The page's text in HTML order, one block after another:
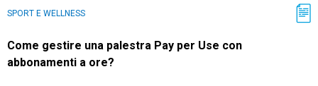
SPORT E WELLNESS
Come gestire una palestra Pay per Use con
abbonamenti a ore?